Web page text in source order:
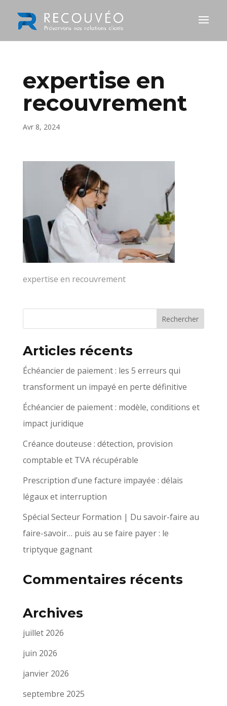
expertise en
recouvrement
Avr 8, 2024
expertise en recouvrement
Articles récents
Échéancier de paiement : les 5 erreurs qui
transforment un impayé en perte définitive
Échéancier de paiement : modèle, conditions et
impact juridique
Créance douteuse : détection, provision
comptable et TVA récupérable
Prescription d’une facture impayée : délais
légaux et interruption
Spécial Secteur Formation | Du savoir-faire au
faire-savoir… puis au se faire payer : le
triptyque gagnant
Commentaires récents
Archives
juillet 2026
juin 2026
janvier 2026
septembre 2025